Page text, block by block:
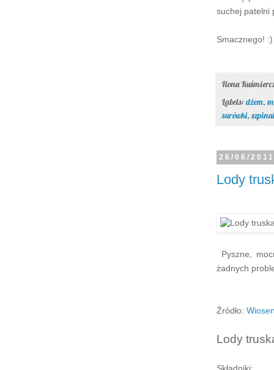
suchej patelni
Smacznego! :)
Ilona
Labels:dżem,
surówki,
26/06/
Lody
Pyszne,
żadnych
Źródło:
Lody